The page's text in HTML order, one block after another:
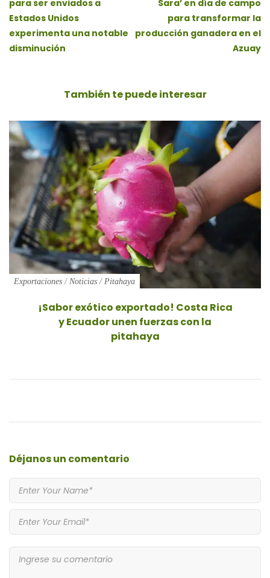
para ser enviados a
Estados Unidos
experimenta una notable
disminución
Sara’ en día de campo
para transformar la
producción ganadera en el
Azuay
También te puedeinteresar
Exportaciones/Noticias/Pitahaya
¡Sabor exótico exportado! Costa Rica
y Ecuador unen fuerzas con la
pitahaya
Déjanosun comentario